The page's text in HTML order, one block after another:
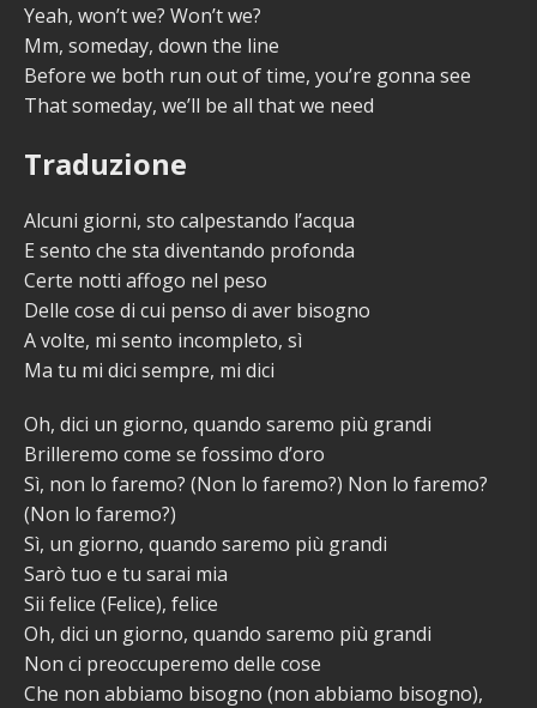
Yeah, won’t we? Won’t we?
Mm, someday, down the line
Before we both run out of time, you’re gonna see
That someday, we’ll be all that we need
Traduzione
Alcuni giorni, sto calpestando l’acqua
E sento che sta diventando profonda
Certe notti affogo nel peso
Delle cose di cui penso di aver bisogno
A volte, mi sento incompleto, sì
Ma tu mi dici sempre, mi dici
Oh, dici un giorno, quando saremo più grandi
Brilleremo come se fossimo d’oro
Sì, non lo faremo? (Non lo faremo?) Non lo faremo?
(Non lo faremo?)
Sì, un giorno, quando saremo più grandi
Sarò tuo e tu sarai mia
Sii felice (Felice), felice
Oh, dici un giorno, quando saremo più grandi
Non ci preoccuperemo delle cose
Che non abbiamo bisogno (non abbiamo bisogno),